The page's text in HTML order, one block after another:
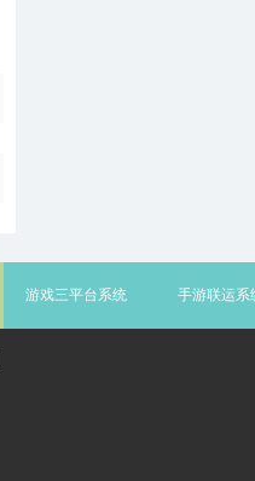
游戏三平台系统 手游联运系